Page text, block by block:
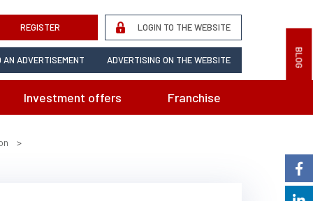
BLOG
REGISTER LOGIN TO THE WEBSITE
ADVERTISEMENT ADVERTISING ON THE WEBSITE
Investment offers Franchise
>